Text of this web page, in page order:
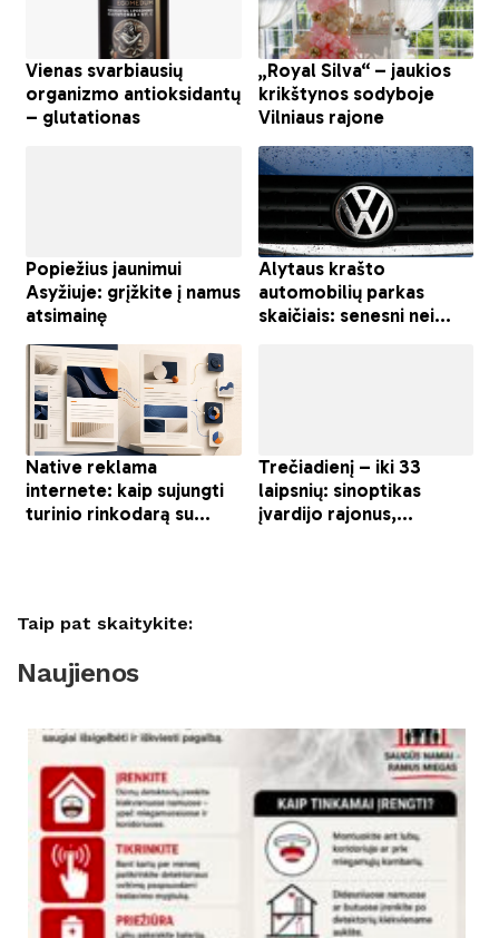
Taip pat skaitykite:
Naujienos